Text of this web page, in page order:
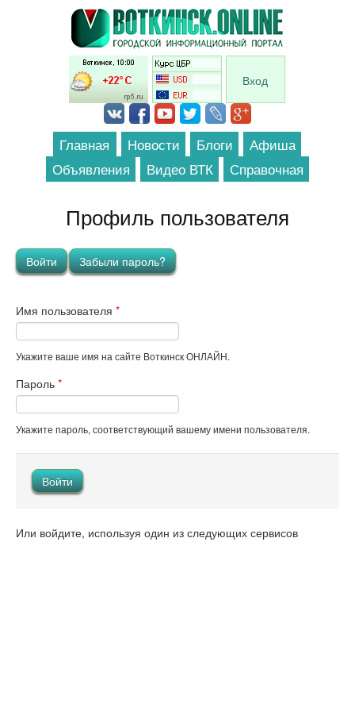
Перейти к основному содержанию
Вход
Главная Новости Блоги
Афиша
Объявления
Видео ВТК Справочная
Профиль пользователя
Главные вкладки
Войти(активная вкладка)
Забыли пароль?
Имя пользователя *
Укажите ваше имя на сайте Воткинск ОНЛАЙН.
Пароль *
Укажите пароль, соответствующий вашему имени пользователя.
Или войдите, используя один из следующих сервисов